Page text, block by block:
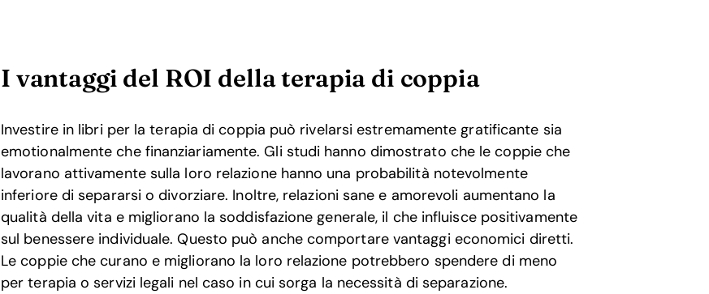
I vantaggi del ROI della terapia di coppia
Investire in libri per la terapia di coppia può rivelarsi estremamente gratificante sia
emotionalmente che finanziariamente. Gli studi hanno dimostrato che le coppie che
lavorano attivamente sulla loro relazione hanno una probabilità notevolmente
inferiore di separarsi o divorziare. Inoltre, relazioni sane e amorevoli aumentano la
qualità della vita e migliorano la soddisfazione generale, il che influisce positivamente
sul benessere individuale. Questo può anche comportare vantaggi economici diretti.
Le coppie che curano e migliorano la loro relazione potrebbero spendere di meno
per terapia o servizi legali nel caso in cui sorga la necessità di separazione.